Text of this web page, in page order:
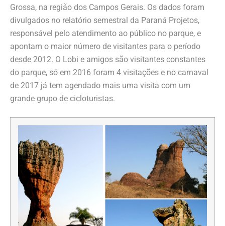
Grossa, na região dos Campos Gerais. Os dados foram
divulgados no relatório semestral da Paraná Projetos,
responsável pelo atendimento ao público no parque, e
apontam o maior número de visitantes para o período
desde 2012. O Lobi e amigos são visitantes constantes
do parque, só em 2016 foram 4 visitações e no carnaval
de 2017 já tem agendado mais uma visita com um
grande grupo de cicloturistas.